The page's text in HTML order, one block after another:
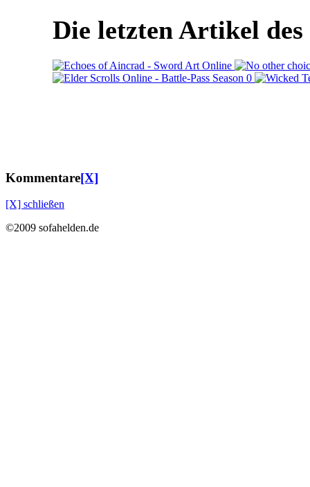
Die letzten Artikel
Kommentare[X]
[X] schließen
©2009 sofahelden.de